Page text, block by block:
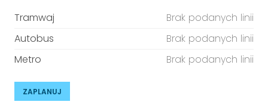
Tramwaj
Brak podanych linii
Autobus
Brak podanych linii
Metro
Brak podanych linii
ZAPLANUJ